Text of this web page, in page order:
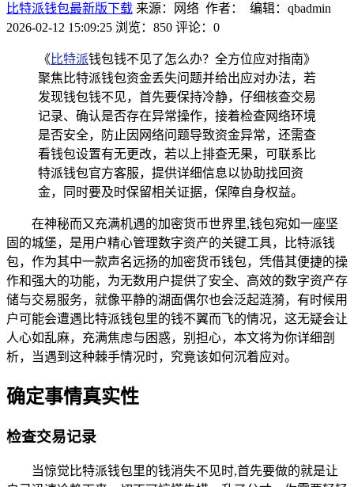
比特派钱包最新版下载 来源：网络 作者： 编辑：qbadmin
2026-02-12 15:09:25 浏览：850 评论：0
《 比特派钱包钱不见了怎么办？全方位应对指南》
聚焦比特派钱包资金丢失问题并给出应对办法，若
发现钱包钱不见，首先要保持冷静，仔细核查交易
记录、确认是否存在异常操作，接着检查网络环境
是否安全，防止因网络问题导致资金异常，还需查
看钱包设置有无更改，若以上排查无果，可联系比
特派钱包官方客服，提供详细信息以协助找回资
金，同时要及时保留相关证据，保障自身权益。
在神秘而又充满机遇的加密货币世界里,钱包宛如一座坚
固的城堡，是用户精心管理数字资产的关键工具，比特派钱
包，作为其中一款声名远扬的加密货币钱包，凭借其便捷的操
作和强大的功能，为无数用户提供了安全、高效的数字资产存
储与交易服务，就像平静的湖面偶尔也会泛起涟漪，有时候用
户可能会遭遇比特派钱包里的钱不翼而飞的情况，这无疑会让
人心如乱麻，充满焦虑与困惑，别担心，本文将为你详细剖
析，当遇到这种棘手情况时，究竟该如何沉着应对。
确定事情真实性
检查交易记录
当惊觉比特派钱包里的钱消失不见时,首先要做的就是让